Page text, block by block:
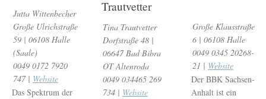
Jutta Wittenbecher
Große Ulrichstraße
59 | 06108 Halle
(Saale)
0049 0172 7920
747 | Website
Das Spektrum der
Trautvetter
Tina Trautvetter
Dorfstraße 48 |
06647 Bad Bibra
OT Altenroda
0049 034465 269
734 | Website
Große Klausstraße
6 | 06108 Halle
0049 0345 20268-
21 | Website
Der BBK Sachsen-
Anhalt ist ein